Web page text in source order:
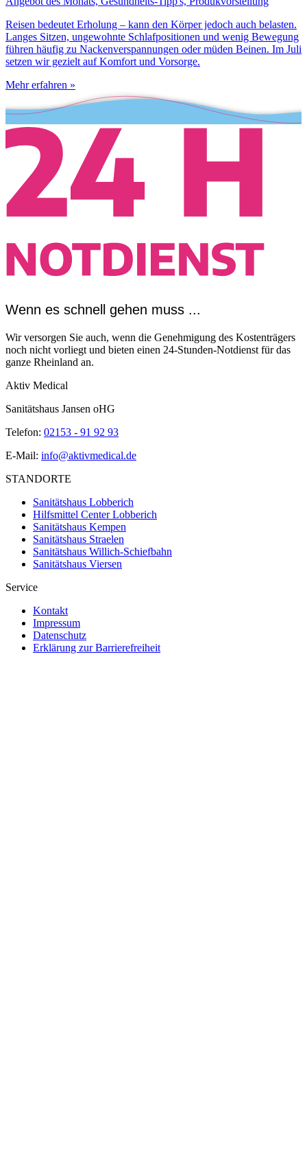
Reisen bedeutet Erholung – kann den Körper jedoch auch belasten.
Langes Sitzen, ungewohnte Schlafpositionen und wenig Bewegung
führen häufig zu Nackenverspannungen oder müden Beinen. Im Juli
setzen wir gezielt auf Komfort und Vorsorge.
Mehr erfahren »
Wenn es schnell gehen muss ...
Wir versorgen Sie auch, wenn die Genehmigung des Kostenträgers
noch nicht vorliegt und bieten einen 24-Stunden-Notdienst für das
ganze Rheinland an.
Aktiv Medical
Sanitätshaus Jansen oHG
Telefon: 02153 - 91 92 93
E-Mail: info@aktivmedical.de
STANDORTE
Sanitätshaus Lobberich
Hilfsmittel Center Lobberich
Sanitätshaus Kempen
Sanitätshaus Straelen
Sanitätshaus Willich-Schiefbahn
Sanitätshaus Viersen
Service
Kontakt
Impressum
Datenschutz
Erklärung zur Barrierefreiheit